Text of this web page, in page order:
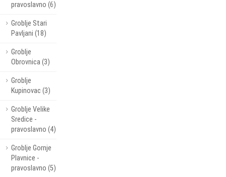
pravoslavno (6)
Groblje Stari
Pavljani (18)
Groblje
Obrovnica (3)
Groblje
Kupinovac (3)
Groblje Velike
Sredice -
pravoslavno (4)
Groblje Gornje
Plavnice -
pravoslavno (5)